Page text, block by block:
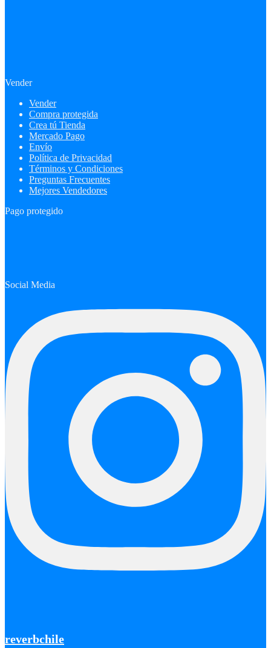
Vender
Vender
Compra protegida
Crea tú Tienda
Mercado Pago
Envío
Política de Privacidad
Términos y Condiciones
Preguntas Frecuentes
Mejores Vendedores
Pago protegido
Social Media
reverbchile